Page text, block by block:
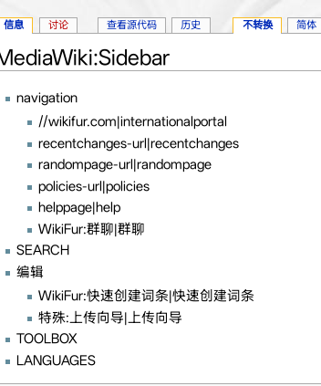
navigation
//wikifur.com|internationalportal
recentchanges-url|recentchanges
randompage-url|randompage
policies-url|policies
helppage|help
WikiFur:群聊|群聊
SEARCH
编辑
WikiFur:快速创建词条|快速创建词条
特殊:上传向导|上传向导
TOOLBOX
LANGUAGES
信息 讨论 查看源代码 历史 不转换 简体